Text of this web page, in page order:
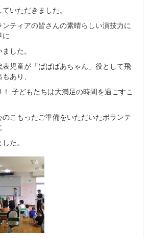
いただきました。
ティアの皆さんの素晴らしい演技力に
に
した。
児童が「ばばばあちゃん」役として飛
あり、
子どもたちは大満足の時間を過ごすこ
こもったご準備をいただいたボランテ
た。